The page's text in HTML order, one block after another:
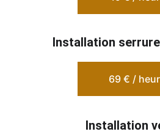
Installation
Installation
69 € /